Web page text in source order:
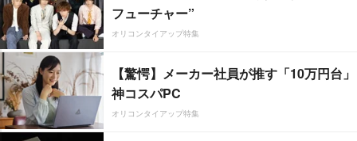
フューチャー”
オリコンタイアップ特集
【驚愕】メーカー社員が推す「10万円台」
神コスパPC
オリコンタイアップ特集